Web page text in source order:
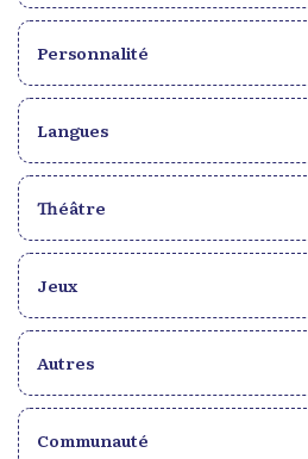
Personnalité
Langues
Théâtre
Jeux
Autres
Communauté